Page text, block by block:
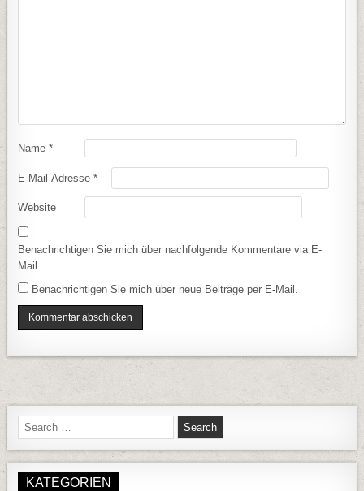
Name*
E-Mail-Adresse*
Website
Benachrichtigen Sie mich über nachfolgende Kommentare via E-
Mail.
Benachrichtigen Sie mich über neue Beiträge per E-Mail.
Search for:
KATEGORIEN